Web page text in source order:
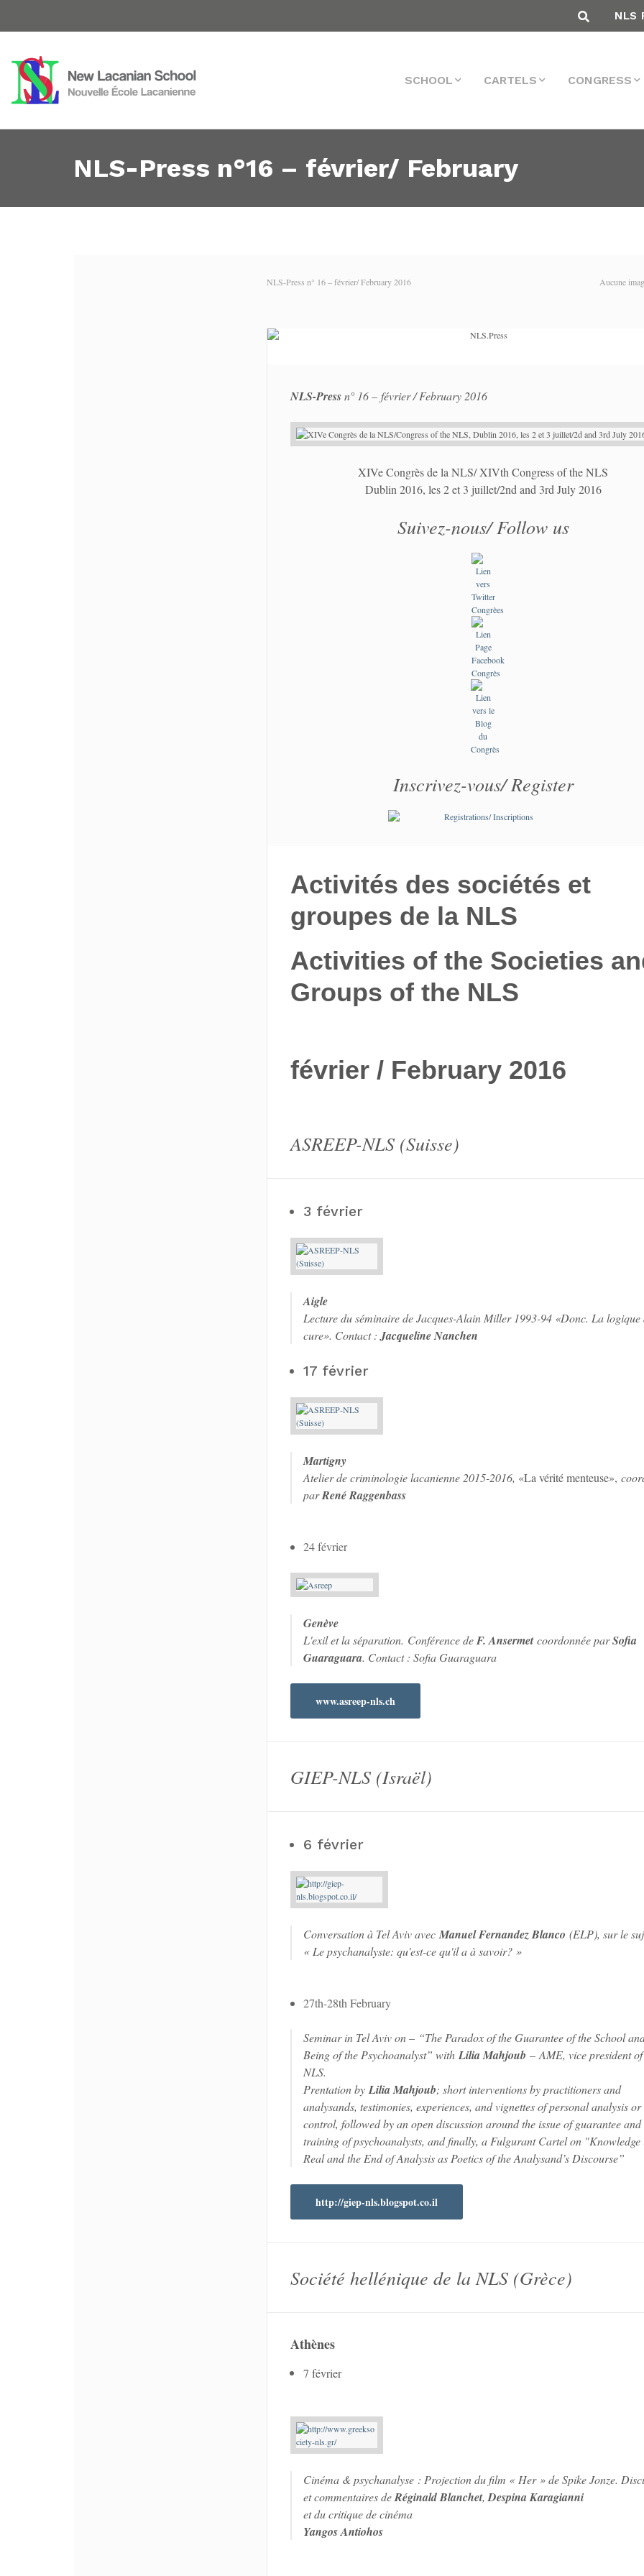
NLS
SCHOOL CARTELS CONGRESS
NLS-Press n°16 – février/ February
NLS-Press n° 16 – février/ February 2016 Aucune
NLS-Pressn° 16 – février/ February 2016
XIVe Congrès de la NLS/ XIVth Congress of the NLS
Dublin 2016, les 2 et 3 juillet/2nd and 3rd July 2016
Suivez-nous/ Follow us
Inscrivez-vous/ Register
Activités des sociétés et
groupes de la NLS
Activities of the Societies
Groups of the NLS
février / February 2016
ASREEP-NLS (Suisse)
3 février
Aigle
Lecture du séminaire de Jacques-Alain Miller 1993-94 «Donc. La logique
cure». Contact : Jacqueline Nanchen
17 février
Martigny
Atelier de criminologie lacanienne 2015-2016, «La vérité menteuse»,
parRené Raggenbass
24 février
Genève
L'exil et la séparation. Conférence deF. Ansermetcoordonnée parSofia
Guaraguara. Contact : Sofia Guaraguara
www.asreep-nls.ch
GIEP-NLS (Israël)
6 février
Conversation à Tel Aviv avec Manuel Fernandez Blanco (ELP), sur le
« Le psychanalyste: qu'est-ce qu'il a à savoir? »
27th-28th February
Seminar in Tel Aviv on – “The Paradox of the Guarantee of the School
Being of the Psychoanalyst” with Lilia Mahjoub – AME, vice president
NLS.
Prentation by Lilia Mahjoub; short interventions by practitioners and
analysands, testimonies, experiences, and vignettes of personal analysis or
control, followed by an open discussion around the issue of guarantee and
training of psychoanalysts, and finally, a Fulgurant Cartel on "Knowledge
Real and the End of Analysis as Poetics of the Analysand’s Discourse”
http://giep-nls.blogspot.co.il
Société hellénique de la NLS (Grèce)
Athènes
7 février
Cinéma & psychanalyse : Projection du film « Her » de Spike Jonze.
et commentaires deRéginald Blanchet, Despina Karagianni
et du critique de cinéma
Yangos Antiohos